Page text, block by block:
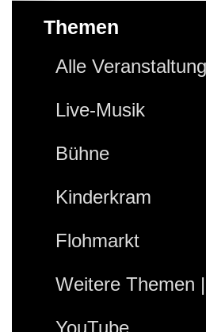
Themen
Alle
Live-Musik
Bühne
Kinderkram
Flohmarkt
Weitere Themen
YouTube